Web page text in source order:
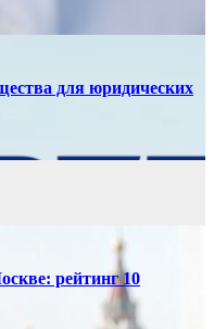
для юридических
рейтинг 10